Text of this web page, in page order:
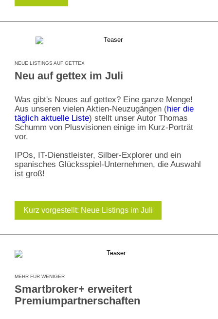
NEUE LISTINGS AUF GETTEX
Neu auf gettex im Juli
Was gibt's Neues auf gettex? Eine ganze Menge!
Aus unseren vielen Aktien-Neuzugängen (hier die
täglich aktuelle Liste) stellt unser Autor Thomas
Schumm von Plusvisionen einige im Kurz-Porträt
vor.
IPOs, IT-Dienstleister, Silber-Explorer und ein
spanisches Glücksspiel-Unternehmen, die Auswahl
ist groß!
Kurz vorgestellt: Neue Listings im Juli
MEHR FÜR WENIGER
Smartbroker+ erweitert
Premiumpartnerschaften